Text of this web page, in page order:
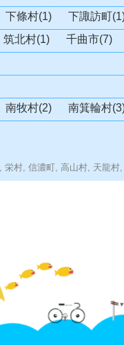
下條村(1) 下諏訪町
筑北村(1) 千曲市(7)
南牧村(2) 南箕輪村
栄村, 信濃町, 高山村, 天龍村,